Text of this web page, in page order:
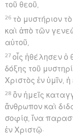
τοῦ θεοῦ,
26 τὸ μυστήριον
καὶ ἀπὸ τῶν
αὐτοῦ,
27 οἷς ἠθέλησεν ὁ
δόξης τοῦ
Χριστὸς ἐν ὑμῖν, ἡ
28 ὃν ἡμεῖς
ἄνθρωπον καὶ
σοφίᾳ, ἵνα
ἐν Χριστῷ·